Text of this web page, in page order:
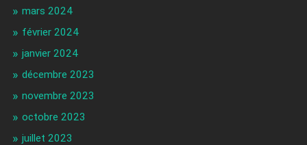
mars 2024
février 2024
janvier 2024
décembre 2023
novembre 2023
octobre 2023
juillet 2023